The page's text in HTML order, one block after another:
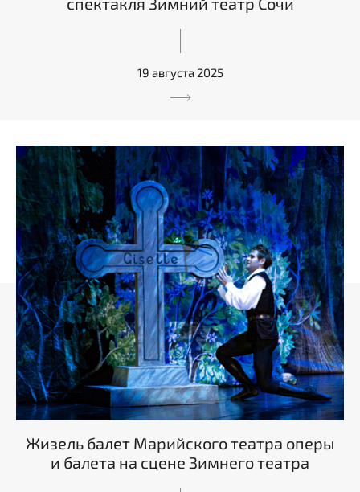
19 августа 2025
Жизель балет Марийского театра оперы
и балета на сцене Зимнего театра